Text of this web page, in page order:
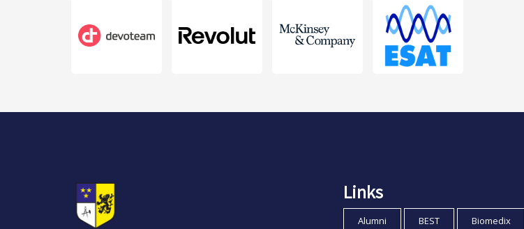
Links
Alumni BEST Biomedix